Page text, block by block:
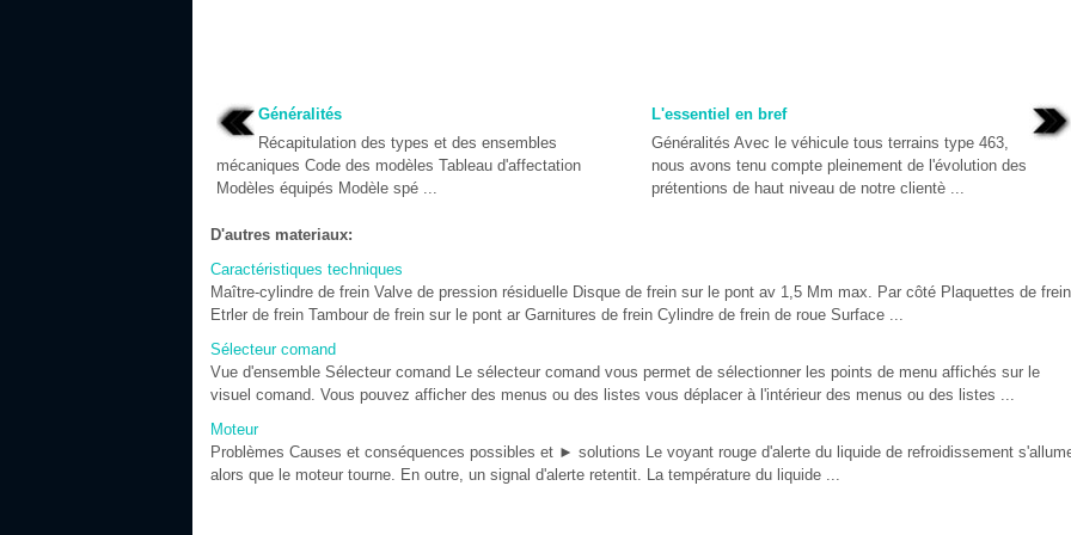
Généralités
Récapitulation des types et des ensembles
mécaniques Code des modèles Tableau d'affectation
Modèles équipés Modèle spé ...
L'essentiel en bref
Généralités Avec le véhicule tous terrains type 463,
nous avons tenu compte pleinement de l'évolution des
prétentions de haut niveau de notre clientè ...
D'autres materiaux:
Caractéristiques techniques
Maître-cylindre de frein Valve de pression résiduelle Disque de frein sur le pont av 1,5 Mm max. Par côté Plaquettes de frein
Etrler de frein Tambour de frein sur le pont ar Garnitures de frein Cylindre de frein de roue Surface ...
Sélecteur comand
Vue d'ensemble Sélecteur comand Le sélecteur comand vous permet de sélectionner les points de menu affichés sur le
visuel comand. Vous pouvez afficher des menus ou des listes vous déplacer à l'intérieur des menus ou des listes ...
Moteur
Problèmes Causes et conséquences possibles et ► solutions Le voyant rouge d'alerte du liquide de refroidissement
alors que le moteur tourne. En outre, un signal d'alerte retentit. La température du liquide ...